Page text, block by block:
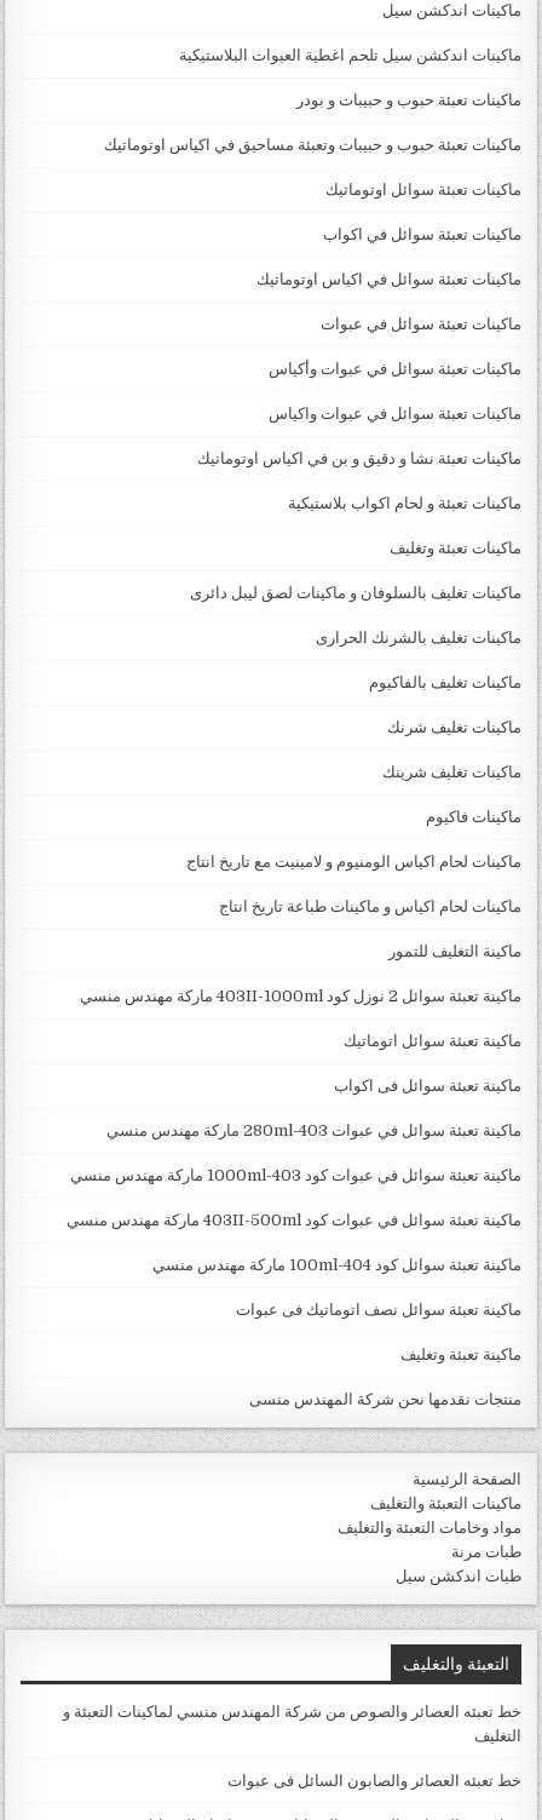
ماكينات اندكشن سيل
ماكينات اندكشن سيل تلحم اغطية العبوات البلاستيكية
ماكينات تعبئة حبوب و حبيبات و بودر
ماكينات تعبئة حبوب و حبيبات وتعبئة مساحيق في اكياس اوتوماتيك
ماكينات تعبئة سوائل اوتوماتيك
ماكينات تعبئة سوائل في اكواب
ماكينات تعبئة سوائل في اكياس اوتوماتيك
ماكينات تعبئة سوائل في عبوات
ماكينات تعبئة سوائل في عبوات وأكياس
ماكينات تعبئة سوائل في عبوات واكياس
ماكينات تعبئة نشا و دقيق و بن في اكياس اوتوماتيك
ماكينات تعبئة و لحام اكواب بلاستيكية
ماكينات تعبئة وتغليف
ماكينات تغليف بالسلوفان و ماكينات لصق ليبل دائرى
ماكينات تغليف بالشرنك الحرارى
ماكينات تغليف بالفاكيوم
ماكينات تغليف شرنك
ماكينات تغليف شرينك
ماكينات فاكيوم
ماكينات لحام اكياس الومنيوم و لامينيت مع تاريخ انتاج
ماكينات لحام اكياس و ماكينات طباعة تاريخ انتاج
ماكينة التغليف للتمور
ماكينة تعبئة سوائل 2 نوزل كود 403II-1000ml ماركة مهندس منسي
ماكينة تعبئة سوائل اتوماتيك
ماكينة تعبئة سوائل فى اكواب
ماكينة تعبئة سوائل في عبوات 403-280ml ماركة مهندس منسي
ماكينة تعبئة سوائل في عبوات كود 403-1000ml ماركة مهندس منسي
ماكينة تعبئة سوائل في عبوات كود 403II-500ml ماركة مهندس منسي
ماكينة تعبئة سوائل كود 404-100ml ماركة مهندس منسي
ماكينة تعبئة سوائل نصف اتوماتيك فى عبوات
ماكينة تعبئة وتغليف
منتجات نقدمها نحن شركة المهندس منسى
الصفحة الرئيسية
ماكينات التعبئة والتغليف
مواد وخامات التعبئة والتغليف
طبات مرنة
طبات اندكشن سيل
التعبئة والتغليف
خط تعبئه العصائر والصوص من شركة المهندس منسي لماكينات التعبئة و
التغليف
خط تعبئه العصائر والصابون السائل فى عبوات